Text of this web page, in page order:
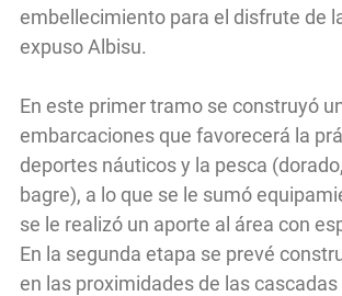
embellecimiento para el disfrute de
expuso Albisu.
En este primer tramo se construyó
embarcaciones que favorecerá la
deportes náuticos y la pesca
bagre), a lo que se le sumó
se le realizó un aporte al área con
En la segunda etapa se prevé
en las proximidades de las cascadas